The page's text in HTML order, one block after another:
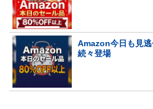
Amazon今日も見
続々登場